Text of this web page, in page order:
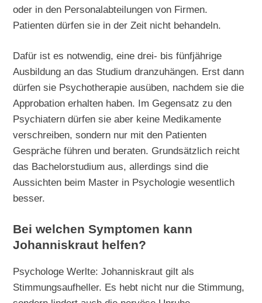
oder in den Personalabteilungen von Firmen.
Patienten dürfen sie in der Zeit nicht behandeln.
Dafür ist es notwendig, eine drei- bis fünfjährige
Ausbildung an das Studium dranzuhängen. Erst dann
dürfen sie Psychotherapie ausüben, nachdem sie die
Approbation erhalten haben. Im Gegensatz zu den
Psychiatern dürfen sie aber keine Medikamente
verschreiben, sondern nur mit den Patienten
Gespräche führen und beraten. Grundsätzlich reicht
das Bachelorstudium aus, allerdings sind die
Aussichten beim Master in Psychologie wesentlich
besser.
Bei welchen Symptomen kann
Johanniskraut helfen?
Psychologe Werlte: Johanniskraut gilt als
Stimmungsaufheller. Es hebt nicht nur die Stimmung,